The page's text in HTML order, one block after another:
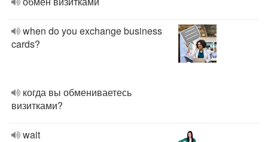
when do you exchange business
cards?
когда вы обмениваетесь
визитками?
wait